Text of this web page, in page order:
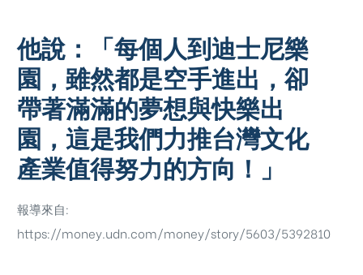
他說：「每個人到迪士尼樂
園，雖然都是空手進出，卻
帶著滿滿的夢想與快樂出
園，這是我們力推台灣文化
產業值得努力的方向！」
報導來自:
https://money.udn.com/money/story/5603/5392810